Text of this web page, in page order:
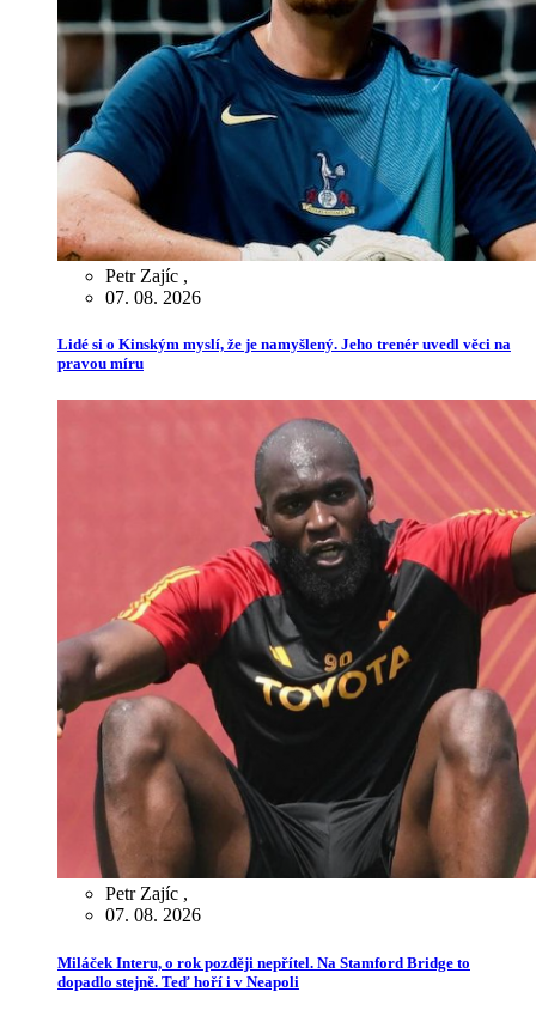
Petr Zajíc ,
07. 08. 2026
Lidé si o Kinským myslí, že je namyšlený. Jeho trenér uvedl věci na
pravou míru
Petr Zajíc ,
07. 08. 2026
Miláček Interu, o rok později nepřítel. Na Stamford Bridge to
dopadlo stejně. Teď hoří i v Neapoli